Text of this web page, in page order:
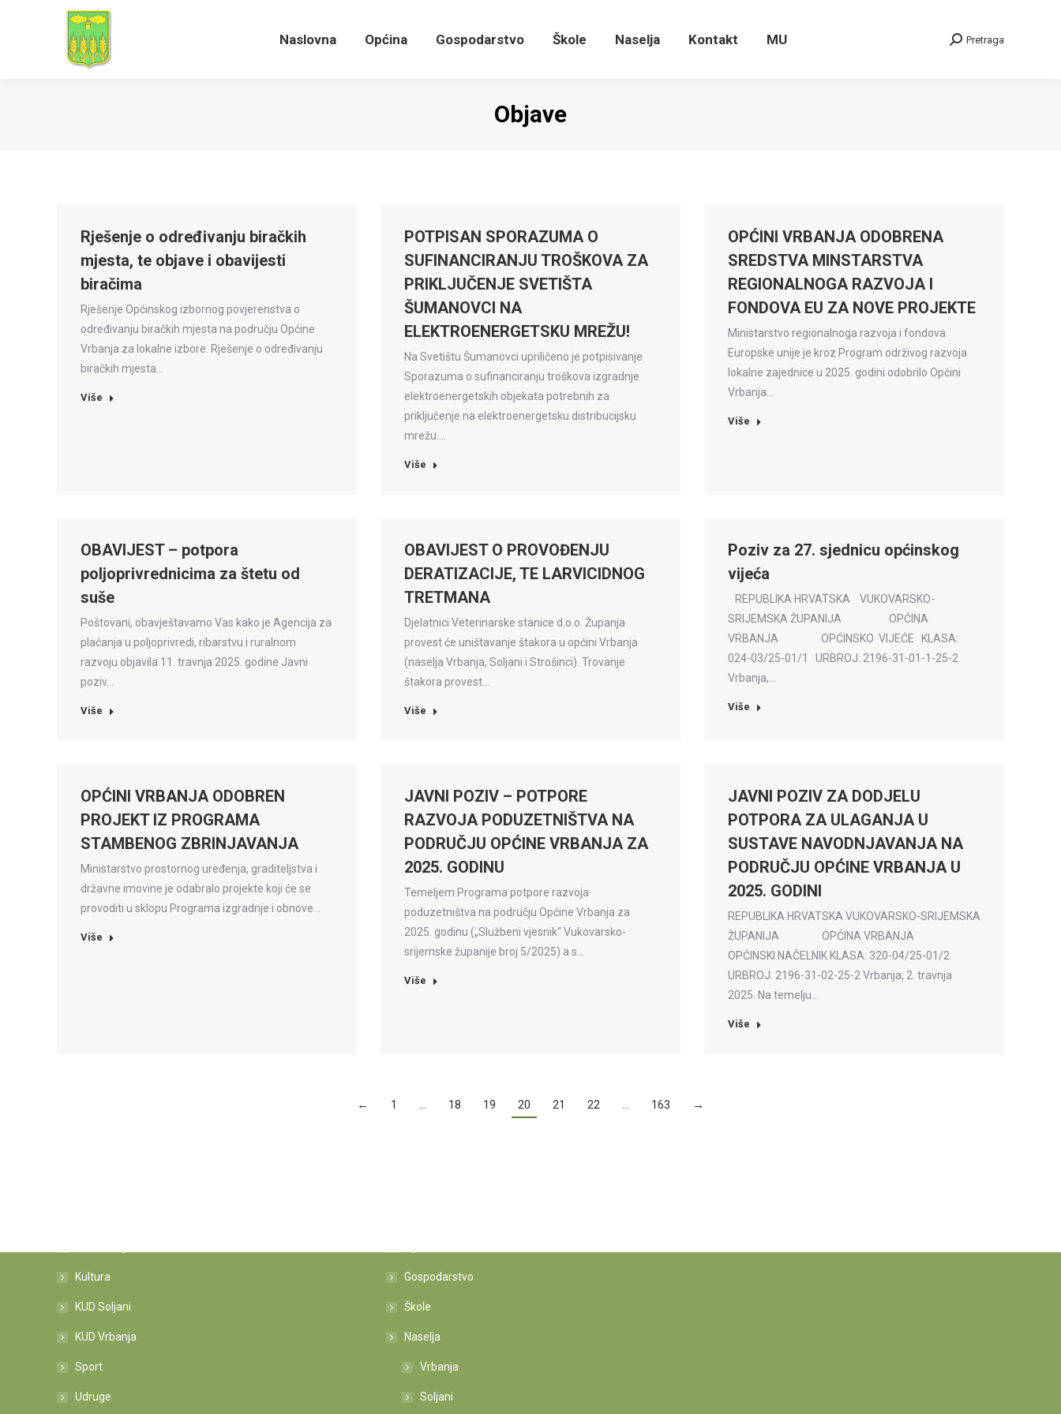
Naslovna Općina Gospodarstvo Škole Naselja Kontakt MU Search:
Pretraga
Objave
Rješenje o određivanju biračkih
mjesta, te objave i obavijesti
biračima
Rješenje Općinskog izbornog povjerenstva o
određivanju biračkih mjesta na području Općine
Vrbanja za lokalne izbore. Rješenje o određivanju
biračkih mjesta…
Više
POTPISAN SPORAZUMA O
SUFINANCIRANJU TROŠKOVA ZA
PRIKLJUČENJE SVETIŠTA
ŠUMANOVCI NA
ELEKTROENERGETSKU MREŽU!
Na Svetištu Šumanovci upriličeno je potpisivanje
Sporazuma o sufinanciranju troškova izgradnje
elektroenergetskih objekata potrebnih za
priključenje na elektroenergetsku distribucijsku
mrežu.…
Više
OPĆINI VRBANJA ODOBRENA
SREDSTVA MINSTARSTVA
REGIONALNOGA RAZVOJA I
FONDOVA EU ZA NOVE PROJEKTE
Ministarstvo regionalnoga razvoja i fondova
Europske unije je kroz Program održivog razvoja
lokalne zajednice u 2025. godini odobrilo Općini
Vrbanja…
Više
OBAVIJEST – potpora
poljoprivrednicima za štetu od
suše
Poštovani, obavještavamo Vas kako je Agencija za
plaćanja u poljoprivredi, ribarstvu i ruralnom
razvoju objavila 11. travnja 2025. godine Javni
poziv…
Više
OBAVIJEST O PROVOĐENJU
DERATIZACIJE, TE LARVICIDNOG
TRETMANA
Djelatnici Veterinarske stanice d.o.o. Županja
provest će uništavanje štakora u općini Vrbanja
(naselja Vrbanja, Soljani i Strošinci). Trovanje
štakora provest…
Više
Poziv za 27. sjednicu općinskog
vijeća
REPUBLIKA HRVATSKA VUKOVARSKO-
SRIJEMSKA ŽUPANIJA OPĆINA
VRBANJA OPĆINSKO VIJEĆE KLASA:
024-03/25-01/1 URBROJ: 2196-31-01-1-25-2
Vrbanja,…
Više
OPĆINI VRBANJA ODOBREN
PROJEKT IZ PROGRAMA
STAMBENOG ZBRINJAVANJA
Ministarstvo prostornog uređenja, graditeljstva i
državne imovine je odabralo projekte koji će se
provoditi u sklopu Programa izgradnje i obnove…
Više
JAVNI POZIV – POTPORE
RAZVOJA PODUZETNIŠTVA NA
PODRUČJU OPĆINE VRBANJA ZA
2025. GODINU
Temeljem Programa potpore razvoja
poduzetništva na području Općine Vrbanja za
2025. godinu („Službeni vjesnik“ Vukovarsko-
srijemske županije broj 5/2025) a s…
Više
JAVNI POZIV ZA DODJELU
POTPORA ZA ULAGANJA U
SUSTAVE NAVODNJAVANJA NA
PODRUČJU OPĆINE VRBANJA U
2025. GODINI
REPUBLIKA HRVATSKA VUKOVARSKO-SRIJEMSKA
ŽUPANIJA OPĆINA VRBANJA
OPĆINSKI NAČELNIK KLASA: 320-04/25-01/2
URBROJ: 2196-31-02-25-2 Vrbanja, 2. travnja
2025. Na temelju…
Više
← 1 … 18 19 20 21 22 … 163 →
Kultura
KUD Soljani
KUD Vrbanja
Sport
Udruge
Gospodarstvo
Škole
Naselja
Vrbanja
Soljani
Naslovna Općina Gospodarstvo Škole Naselja Kontakt MU Search: